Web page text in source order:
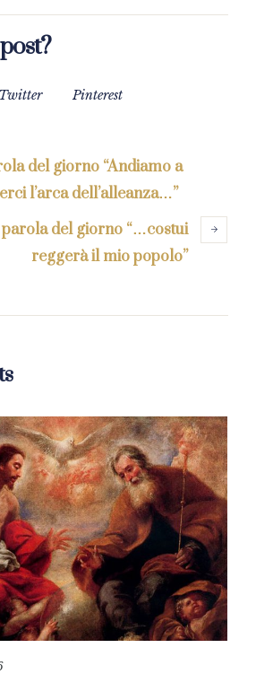
Twitter Pinterest
del giorno “Andiamo a
l’arca dell’alleanza…”
del giorno “…costui
reggerà il mio popolo”